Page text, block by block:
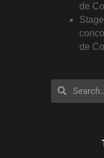
de
de
Rechercher